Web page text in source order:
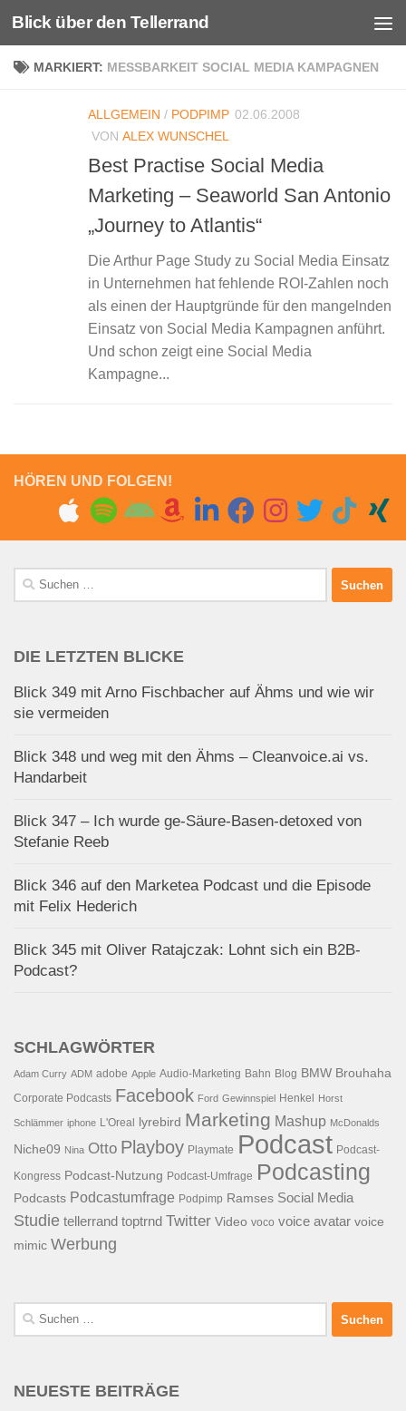
Unter dem Inhalt
Blick über den Tellerrand
MARKIERT: MESSBARKEIT SOCIAL MEDIA KAMPAGNEN
ALLGEMEIN / PODPIMP 02.06.2008
VON ALEX WUNSCHEL
Best Practise Social Media
Marketing – Seaworld San Antonio
„Journey to Atlantis“
Die Arthur Page Study zu Social Media Einsatz
in Unternehmen hat fehlende ROI-Zahlen noch
als einen der Hauptgründe für den mangelnden
Einsatz von Social Media Kampagnen anführt.
Und schon zeigt eine Social Media
Kampagne...
HÖREN UND FOLGEN!
Suchen
nach:
DIE LETZTEN BLICKE
Blick 349 mit Arno Fischbacher auf Ähms und wie wir
sie vermeiden
Blick 348 und weg mit den Ähms – Cleanvoice.ai vs.
Handarbeit
Blick 347 – Ich wurde ge-Säure-Basen-detoxed von
Stefanie Reeb
Blick 346 auf den Marketea Podcast und die Episode
mit Felix Hederich
Blick 345 mit Oliver Ratajczak: Lohnt sich ein B2B-
Podcast?
SCHLAGWÖRTER
Adam Curry ADM adobe Apple Audio-Marketing Bahn Blog BMW Brouhaha
Corporate Podcasts Facebook Ford Gewinnspiel Henkel Horst
Schlämmer iphone L'Oreal lyrebird Marketing Mashup McDonalds
Niche09 Nina Otto Playboy Playmate Podcast Podcast-
Kongress Podcast-Nutzung Podcast-Umfrage Podcasting
Podcasts Podcastumfrage Podpimp Ramses Social Media
Studie tellerrand toptrnd Twitter Video voco voice avatar voice
mimic Werbung
Suchen
nach:
NEUESTE BEITRÄGE